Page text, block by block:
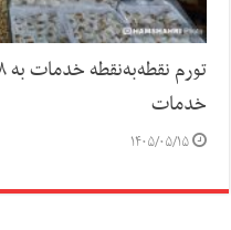
خدمات
۱۴۰۵/۰۵/۱۵